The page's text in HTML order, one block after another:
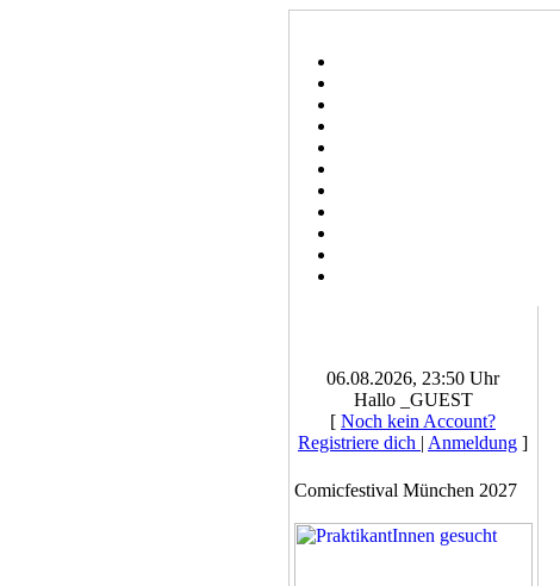
06.08.2026, 23:50 Uhr
Hallo _GUEST
[ Noch kein Account?
Registriere dich | Anmeldung ]
Comicfestival München 2027